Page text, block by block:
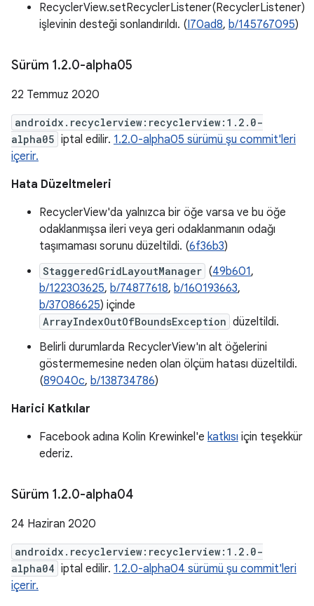
RecyclerView.setRecyclerListener(RecyclerListener)
işlevinin desteği sonlandırıldı. (I70ad8, b/145767095)
Sürüm 1.2.0-alpha05
22 Temmuz 2020
androidx.recyclerview:recyclerview:1.2.0-
alpha05 iptal edilir. 1.2.0-alpha05 sürümü şu commit'leri
içerir.
Hata Düzeltmeleri
RecyclerView'da yalnızca bir öğe varsa ve bu öğe
odaklanmışsa ileri veya geri odaklanmanın odağı
taşımaması sorunu düzeltildi. (6f36b3)
StaggeredGridLayoutManager (49b601,
b/122303625, b/74877618, b/160193663,
b/37086625) içinde
ArrayIndexOutOfBoundsException düzeltildi.
Belirli durumlarda RecyclerView'ın alt öğelerini
göstermemesine neden olan ölçüm hatası düzeltildi.
(89040c, b/138734786)
Harici Katkılar
Facebook adına Kolin Krewinkel'e katkısı için teşekkür
ederiz.
Sürüm 1.2.0-alpha04
24 Haziran 2020
androidx.recyclerview:recyclerview:1.2.0-
alpha04 iptal edilir. 1.2.0-alpha04 sürümü şu commit'leri
içerir.